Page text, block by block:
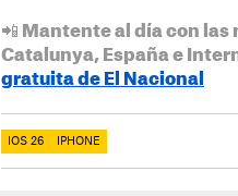
📲 Mantente al día con
Catalunya, España e
gratuita de El Nacional
IOS 26 IPHONE